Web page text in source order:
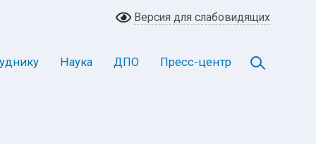
Версия для слабовидящих
Наука ДПО Пресс-центр